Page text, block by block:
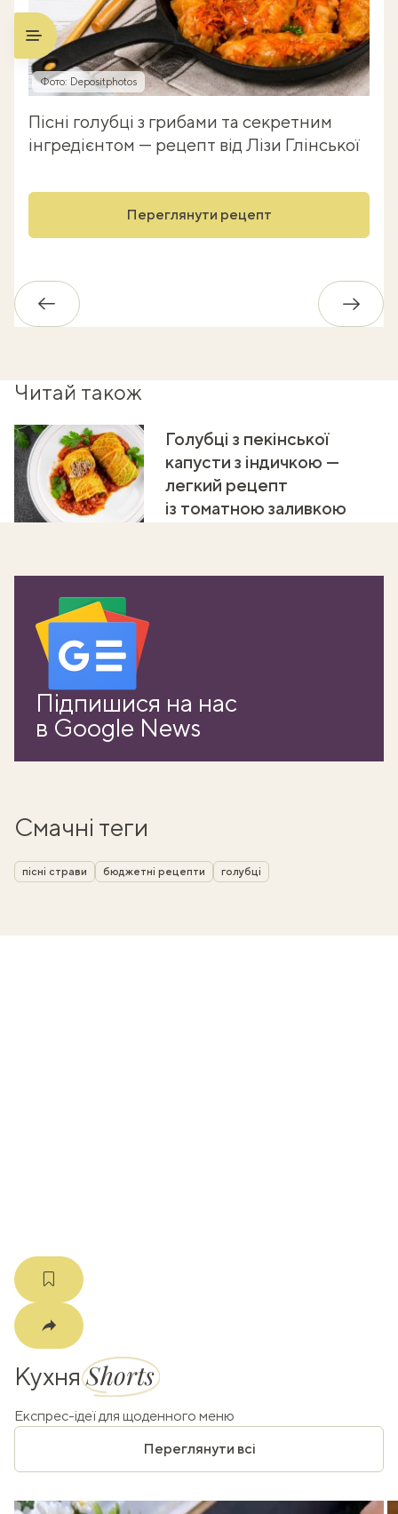
Фото: Depositphotos
Пісні голубці з грибами та секретним
інгредієнтом — рецепт від Лізи Глінської
Переглянути рецепт
Назад
Читай також
Голубці з пекінської
капусти з індичкою —
легкий рецепт
із томатною заливкою
Підпишися на нас
в Google News
Смачні теги
пісні страви бюджетні рецепти голубці
КухняShorts
Експрес-ідеї для щоденного меню
Переглянути всі